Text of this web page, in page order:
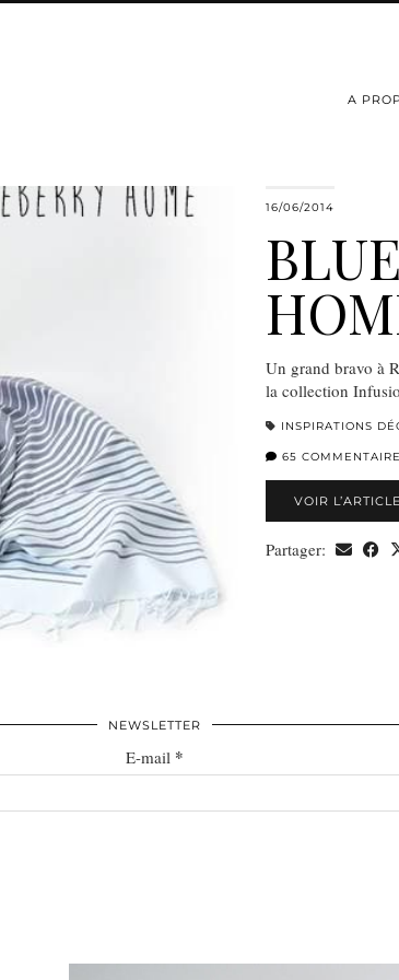
A
16/06/2014
Un grand bravo à
la collection
INSPIRATIONS
65
VOIR
Partager:
NEWSLETTER
E-mail *